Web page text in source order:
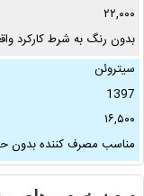
۲۲,۰۰۰
بدون رنگ به شرط کارکرد
سیتروئن
1397
۱۶,۵۰۰
مناسب مصرف کننده بدون
نقطه روى رینگ …